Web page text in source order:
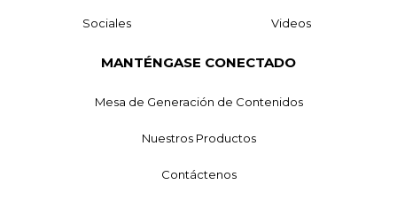
Sociales Videos
MANTÉNGASE CONECTADO
Mesa de Generación de Contenidos
Nuestros Productos
Contáctenos